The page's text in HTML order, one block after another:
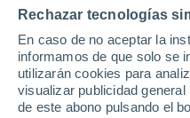
Rechazar tecnologías
En caso de no aceptar la
informamos de que solo se
utilizarán cookies para
visualizar publicidad
de este abono pulsando el